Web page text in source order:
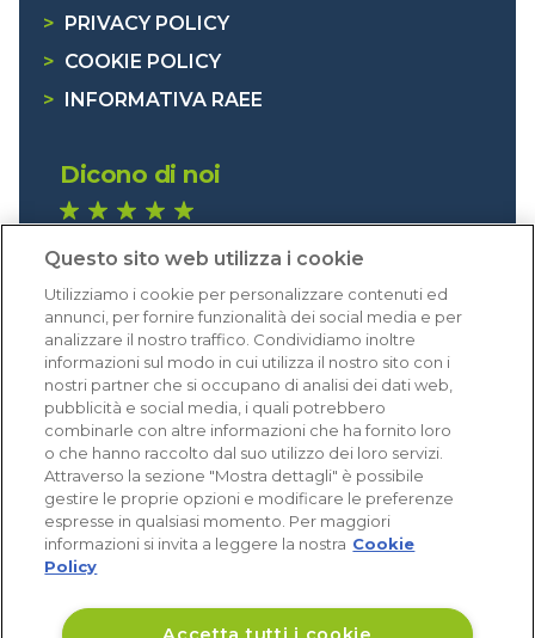
>
PRIVACY POLICY
> COOKIE POLICY
>
INFORMATIVA RAEE
Dicono di noi
Eccellente (4,8)
Acquisti verificati
Questo sito web utilizza i cookie
Utilizziamo i cookie per personalizzare contenuti ed
annunci, per fornire funzionalità dei social media e per
analizzare il nostro traffico. Condividiamo inoltre
informazioni sul modo in cui utilizza il nostro sito con i
nostri partner che si occupano di analisi dei dati web,
pubblicità e social media, i quali potrebbero
combinarle con altre informazioni che ha fornito loro
o che hanno raccolto dal suo utilizzo dei loro servizi.
Attraverso la sezione "Mostra dettagli" è possibile
gestire le proprie opzioni e modificare le preferenze
espresse in qualsiasi momento. Per maggiori
informazioni si invita a leggere la nostra Cookie
Policy